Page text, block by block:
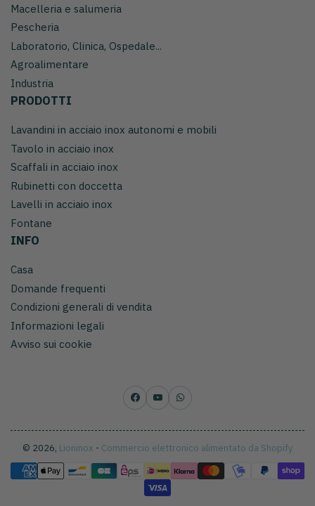
Macelleria e salumeria
Pescheria
Laboratorio, Clinica, Ospedale...
Agroalimentare
Industria
PRODOTTI
Lavandini in acciaio inox autonomi e mobili
Tavolo in acciaio inox
Scaffali in acciaio inox
Rubinetti con doccetta
Lavelli in acciaio inox
Fontane
INFO
Casa
Domande frequenti
Condizioni generali di vendita
Informazioni legali
Avviso sui cookie
Facebook
YouTubeWhatsApp
© 2026, Lioninox - Commercio elettronico alimentato da Shopify
Metodi
di
pagamento